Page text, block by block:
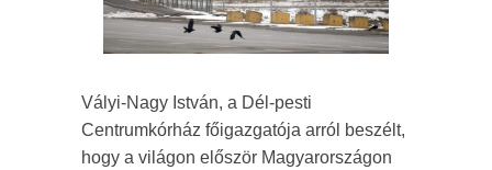
Vályi-Nagy István, a Dél-pesti
Centrumkórház főigazgatója arról beszélt,
hogy a világon először Magyarországon